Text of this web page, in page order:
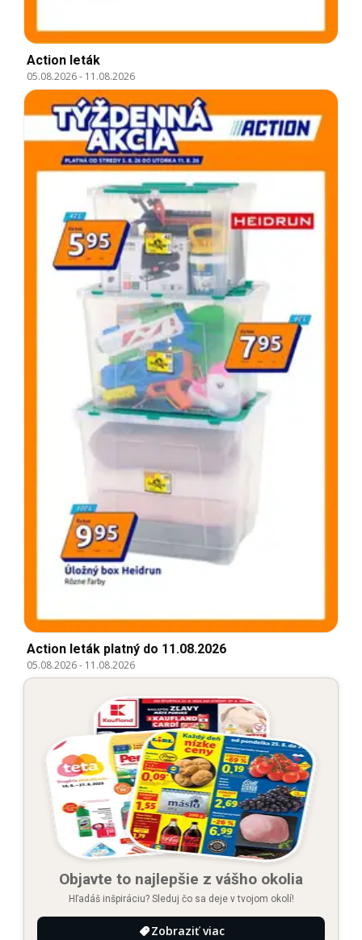
Action leták
05.08.2026- 11.08.2026
Action leták platný do 11.08.2026
05.08.2026- 11.08.2026
Objavte to najlepšie z vášho okolia
Hľadáš inšpiráciu? Sleduj čo sa deje v tvojom okolí!
Zobraziť viac